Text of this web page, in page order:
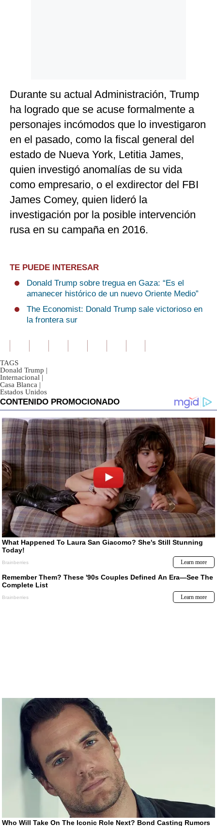
Durante su actual Administración, Trump
ha logrado que se acuse formalmente a
personajes incómodos que lo investigaron
en el pasado, como la fiscal general del
estado de Nueva York, Letitia James,
quien investigó anomalías de su vida
como empresario, o el exdirector del FBI
James Comey, quien lideró la
investigación por la posible intervención
rusa en su campaña en 2016.
TE PUEDE INTERESAR
Donald Trump sobre tregua en Gaza: “Es el
amanecer histórico de un nuevo Oriente Medio”
The Economist: Donald Trump sale victorioso en
la frontera sur
TAGS
Donald Trump |
Internacional |
Casa Blanca |
Estados Unidos